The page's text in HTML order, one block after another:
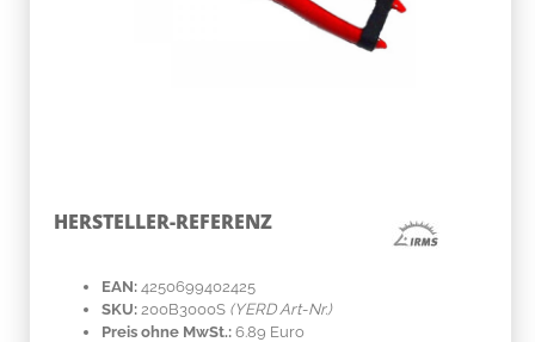
HERSTELLER-REFERENZ
EAN: 4250699402425
SKU: 200B3000S (YERD Art-Nr.)
Preis ohne MwSt.: 6.89 Euro